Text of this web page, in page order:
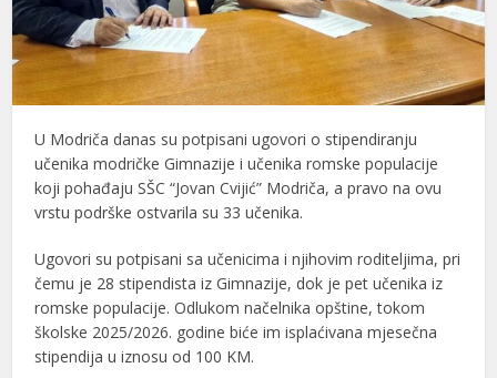
U Modriča danas su potpisani ugovori o stipendiranju
učenika modričke Gimnazije i učenika romske populacije
koji pohađajuSŠC “Jovan Cvijić” Modriča, a pravo na ovu
vrstu podrške ostvarila su 33 učenika.
Ugovori su potpisani sa učenicima i njihovim roditeljima, pri
čemu je 28 stipendista iz Gimnazije, dok je pet učenika iz
romske populacije. Odlukom načelnika opštine, tokom
školske 2025/2026. godine biće im isplaćivana mjesečna
stipendija u iznosu od 100 KM.